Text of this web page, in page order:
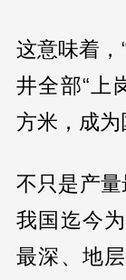
这意味着，
井全部“上
方米，成为
不只是产量
我国迄今
最深、地